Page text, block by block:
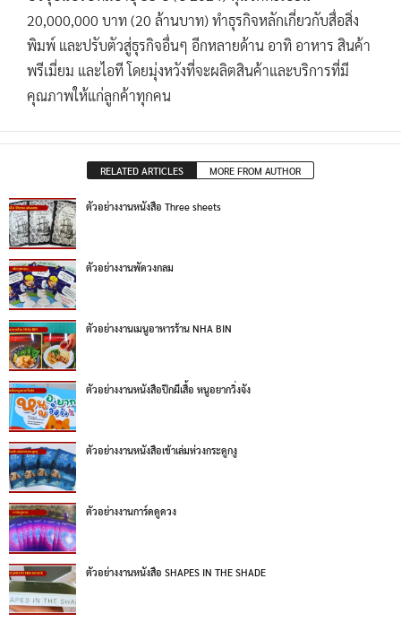
20,000,000 บาท (20 ล้านบาท) ทำธุรกิจหลักเกี่ยวกับสื่อสิ่ง
พิมพ์ และปรับตัวสู่ธุรกิจอื่นๆ อีกหลายด้าน อาทิ อาหาร สินค้า
พรีเมี่ยม และไอที โดยมุ่งหวังที่จะผลิตสินค้าและบริการที่มี
คุณภาพให้แก่ลูกค้าทุกคน
RELATED ARTICLES MORE FROM AUTHOR
ตัวอย่างงานหนังสือ Three sheets
ตัวอย่างงานพัดวงกลม
ตัวอย่างงานเมนูอาหารร้าน NHA BIN
ตัวอย่างงานหนังสือปีกผีเสื้อ หนูอยากวิ่งจัง
ตัวอย่างงานหนังสือเข้าเล่มห่วงกระดูกงู
ตัวอย่างงานการ์ดดูดวง
ตัวอย่างงานหนังสือ SHAPES IN THE SHADE